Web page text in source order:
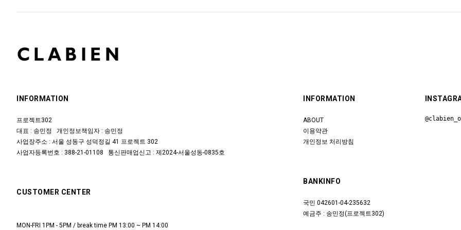
INFORMATION
프로젝트302
대표 : 송민정 개인정보책임자 : 송민정
사업장주소 : 서울 성동구 성덕정길 41 프로젝트 302
사업자등록번호 : 388-21-01108 통신판매업신고 : 제2024-서울성동-0835호
CUSTOMER CENTER
MON-FRI 1PM - 5PM / break time PM 13:00 ~ PM 14:00
INFORMATION
ABOUT
이용약관
개인정보 처리방침
BANKINFO
국민 042601-04-235632
예금주 : 송민정(프로젝트302)